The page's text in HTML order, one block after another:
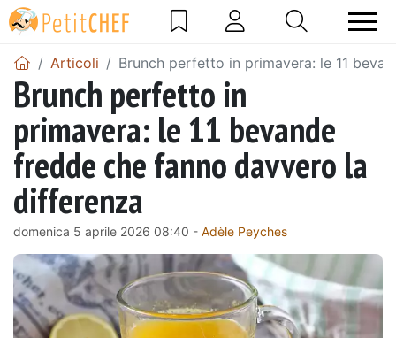
Articoli Brunch perfetto in primavera: le 11
Brunch perfetto in
primavera: le 11 bevande
fredde che fanno davvero la
differenza
domenica 5 aprile 2026 08:40 - Adèle Peyches